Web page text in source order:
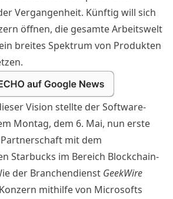
Vergangenheit. Künftig will sich
öffnen, die gesamte Arbeitswelt
breites Spektrum von Produkten
Vision stellte der Software-
Montag, dem 6. Mai, nun erste
mit dem
Starbucks im Bereich Blockchain-
der Branchendienst GeekWire
mithilfe von Microsofts